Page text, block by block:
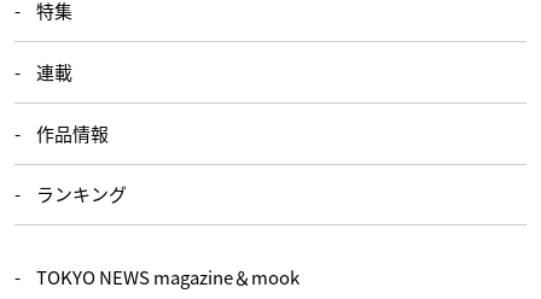
特集
連載
作品情報
ランキング
TOKYO NEWS magazine＆mook